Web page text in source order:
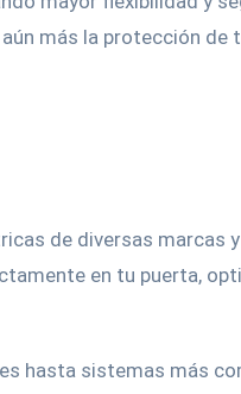
más la protección de
de diversas marcas
en tu puerta,
hasta sistemas más